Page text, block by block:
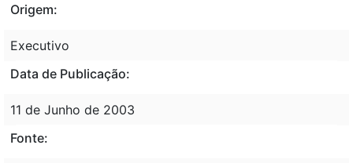
Origem:
Executivo
Data de Publicação:
11 de Junho de 2003
Fonte: